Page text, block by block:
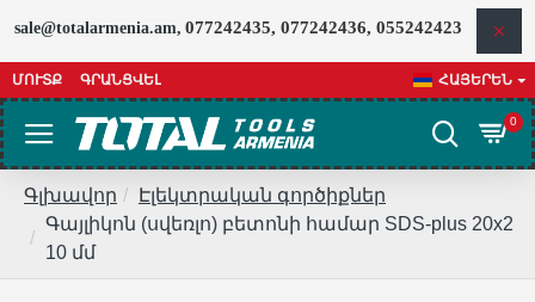
sale@totalarmenia.am, 077242435, 077242436, 055242423
ՄՈՒՏՔ ԳՐԱՆՑՎԵԼ ՀԱՅԵՐԵՆ
0
Գլխավոր
Էլեկտրական գործիքներ
Գայլիկոն (սվեռլո) բետոնի համար SDS-plus 20x2
10 մմ